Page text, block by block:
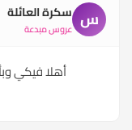
س سكرة العائلة
عروس مبدعة
أهلا فيكي